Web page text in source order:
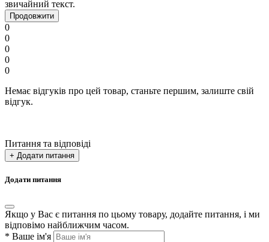
звичайний текст.
Продовжити
0
0
0
0
0
Немає відгуків про цей товар, станьте першим, залиште свій
відгук.
Питання та відповіді
+ Додати питання
Додати питання
Якщо у Вас є питання по цьому товару, додайте питання, і ми
відповімо найближчим часом.
* Ваше ім'я